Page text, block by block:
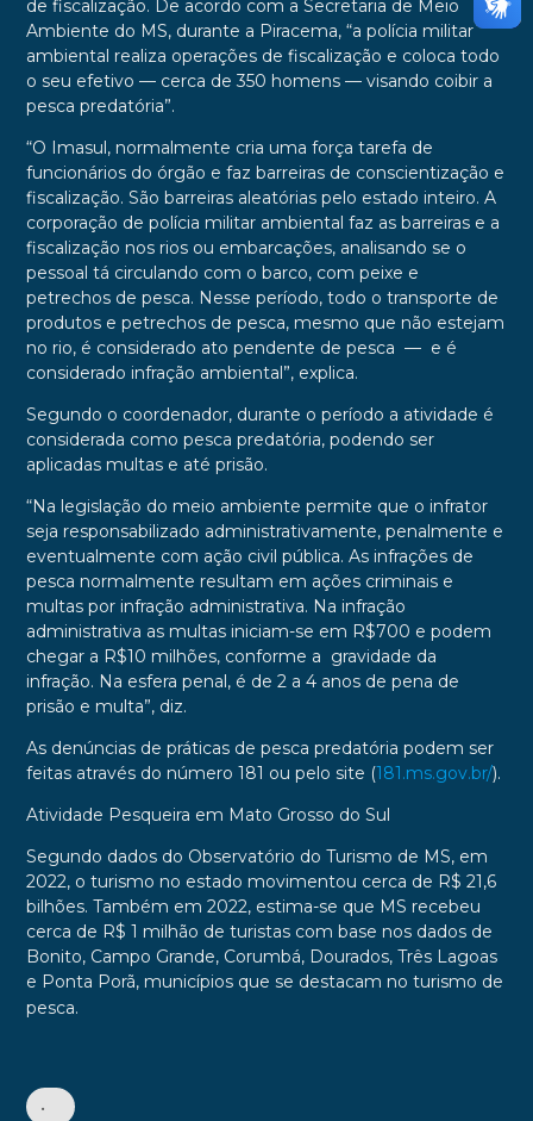
de fiscalização. De acordo com a Secretaria de Meio
Ambiente do MS, durante a Piracema, “a polícia militar
ambiental realiza operações de fiscalização e coloca todo
o seu efetivo — cerca de 350 homens — visando coibir a
pesca predatória”.
“O Imasul, normalmente cria uma força tarefa de
funcionários do órgão e faz barreiras de conscientização e
fiscalização. São barreiras aleatórias pelo estado inteiro. A
corporação de polícia militar ambiental faz as barreiras e a
fiscalização nos rios ou embarcações, analisando se o
pessoal tá circulando com o barco, com peixe e
petrechos de pesca. Nesse período, todo o transporte de
produtos e petrechos de pesca, mesmo que não estejam
no rio, é considerado ato pendente de pesca — e é
considerado infração ambiental”, explica.
Segundo o coordenador, durante o período a atividade é
considerada como pesca predatória, podendo ser
aplicadas multas e até prisão.
“Na legislação do meio ambiente permite que o infrator
seja responsabilizado administrativamente, penalmente e
eventualmente com ação civil pública. As infrações de
pesca normalmente resultam em ações criminais e
multas por infração administrativa. Na infração
administrativa as multas iniciam-se em R$700 e podem
chegar a R$10 milhões, conforme a gravidade da
infração. Na esfera penal, é de 2 a 4 anos de pena de
prisão e multa”, diz.
As denúncias de práticas de pesca predatória podem ser
feitas através do número 181 ou pelo site (181.ms.gov.br/).
Atividade Pesqueira em Mato Grosso do Sul
Segundo dados do Observatório do Turismo de MS, em
2022, o turismo no estado movimentou cerca de R$ 21,6
bilhões. Também em 2022, estima-se que MS recebeu
cerca de R$ 1 milhão de turistas com base nos dados de
Bonito, Campo Grande, Corumbá, Dourados, Três Lagoas
e Ponta Porã, municípios que se destacam no turismo de
pesca.
•